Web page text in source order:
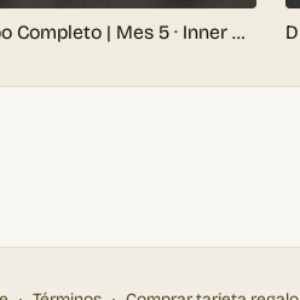
Día 2: Cuerpo Completo | Mes 5 · Inner Method 2.0 Gym